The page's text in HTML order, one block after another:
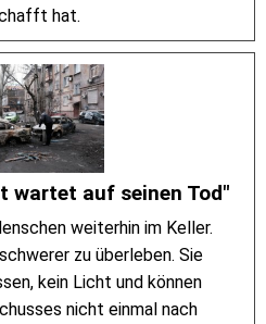
hat.
wartet auf seinen Tod"
weiterhin im Keller.
zu überleben. Sie
kein Licht und können
nicht einmal nach